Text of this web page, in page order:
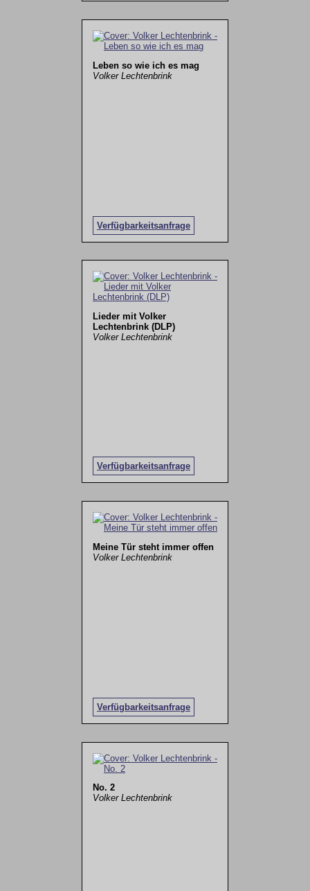
Leben so wie ich es mag
Volker Lechtenbrink
Verfügbarkeitsanfrage
Lieder mit Volker
Lechtenbrink (DLP)
Volker Lechtenbrink
Verfügbarkeitsanfrage
Meine Tür steht immer offen
Volker Lechtenbrink
Verfügbarkeitsanfrage
No. 2
Volker Lechtenbrink